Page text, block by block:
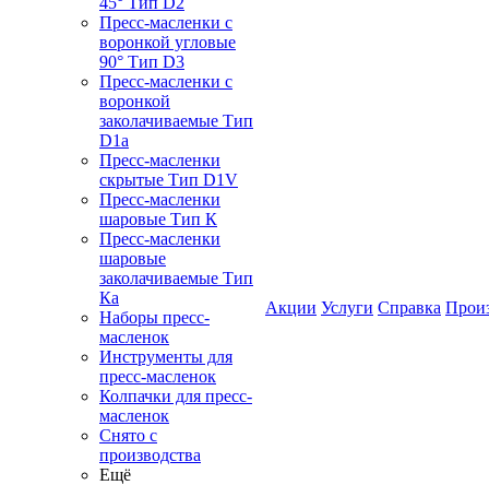
Пресс-масленки с
воронкой угловые
90° Тип D3
Пресс-масленки с
воронкой
заколачиваемые Тип
D1a
Пресс-масленки
скрытые Тип D1V
Пресс-масленки
шаровые Тип К
Пресс-масленки
шаровые
заколачиваемые Тип
Кa
Наборы пресс-
масленок
Инструменты для
пресс-масленок
Колпачки для пресс-
масленок
Снято с
производства
Ещё
Акции Услуги Справка